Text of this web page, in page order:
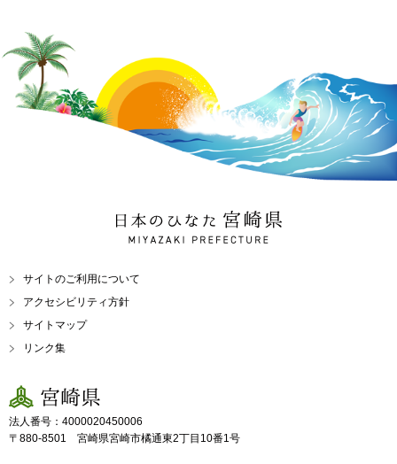
日本のひなた 宮崎県
MIYAZAKI PREFECTURE
サイトのご利用について
アクセシビリティ方針
サイトマップ
リンク集
宮崎県
法人番号：4000020450006
〒880-8501 宮崎県宮崎市橘通東2丁目10番1号